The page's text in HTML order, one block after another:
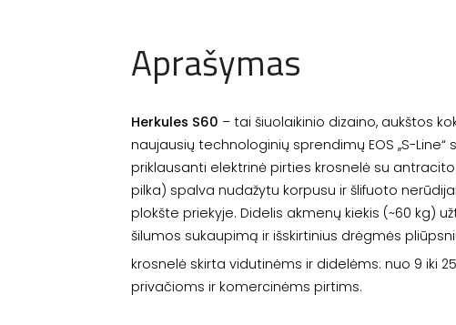
Aprašymas
Herkules S60 – tai šiuolaikinio dizaino, aukštos
naujausių technologinių sprendimų EOS ,,S-Line“
priklausanti elektrinė pirties krosnelė su
pilka) spalva nudažytu korpusu ir šlifuoto
plokšte priekyje. Didelis akmenų kiekis (~60 kg)
šilumos sukaupimą ir išskirtinius drėgmės
krosnelė skirta vidutinėms ir didelėms: nuo 9 iki
privačioms ir komercinėms pirtims.